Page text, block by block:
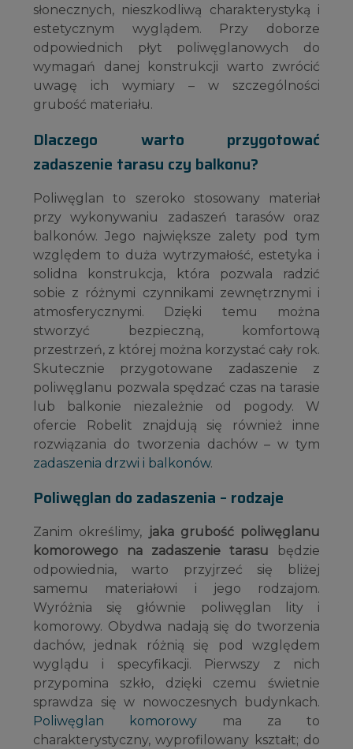
słonecznych, nieszkodliwą charakterystyką i
estetycznym wyglądem. Przy doborze
odpowiednich płyt poliwęglanowych do
wymagań danej konstrukcji warto zwrócić
uwagę ich wymiary – w szczególności
grubość materiału.
Dlaczego warto przygotować
zadaszenie tarasu czy balkonu?
Poliwęglan to szeroko stosowany materiał
przy wykonywaniu zadaszeń tarasów oraz
balkonów. Jego największe zalety pod tym
względem to duża wytrzymałość, estetyka i
solidna konstrukcja, która pozwala radzić
sobie z różnymi czynnikami zewnętrznymi i
atmosferycznymi. Dzięki temu można
stworzyć bezpieczną, komfortową
przestrzeń, z której można korzystać cały rok.
Skutecznie przygotowane zadaszenie z
poliwęglanu pozwala spędzać czas na tarasie
lub balkonie niezależnie od pogody. W
ofercie Robelit znajdują się również inne
rozwiązania do tworzenia dachów – w tym
zadaszenia drzwi i balkonów.
Poliwęglan do zadaszenia – rodzaje
Zanim określimy, jaka grubość poliwęglanu
komorowego na zadaszenie tarasu będzie
odpowiednia, warto przyjrzeć się bliżej
samemu materiałowi i jego rodzajom.
Wyróżnia się głównie poliwęglan lity i
komorowy. Obydwa nadają się do tworzenia
dachów, jednak różnią się pod względem
wyglądu i specyfikacji. Pierwszy z nich
przypomina szkło, dzięki czemu świetnie
sprawdza się w nowoczesnych budynkach.
Poliwęglan komorowy ma za to
charakterystyczny, wyprofilowany kształt; do